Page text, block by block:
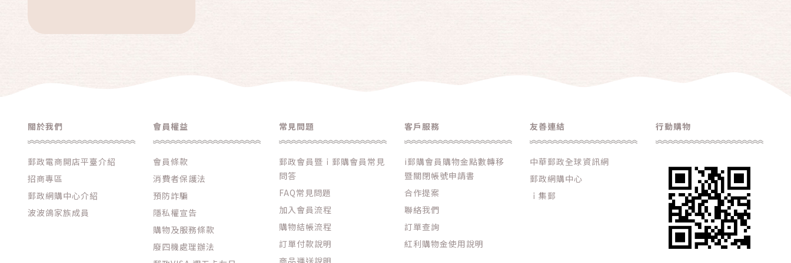
關於我們
郵政電商開店平臺介紹
招商專區
郵政網購中心介紹
波波鴿家族成員
會員權益
會員條款
消費者保護法
預防詐騙
隱私權宣告
購物及服務條款
廢四機處理辦法
常見問題
郵政會員暨ｉ郵購會員常見
問答
FAQ常見問題
加入會員流程
購物結帳流程
訂單付款說明
客戶服務
i郵購會員購物金點數轉移
暨關閉帳號申請書
合作提案
聯絡我們
訂單查詢
紅利購物金使用說明
友善連結
中華郵政全球資訊網
郵政網購中心
ｉ集郵
行動購物